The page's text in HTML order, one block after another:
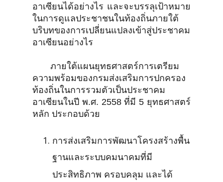
อาเซียนได้อย่างไร และจะบรรลุเป้าหมาย
ในการดูแลประชาชนในท้องถิ่นภายใต้
บริบทของการเปลี่ยนแปลงเข้าสู่ประชาคม
อาเซียนอย่างไร
ภายใต้แผนยุทธศาสตร์การเตรียม
ความพร้อมของกรมส่งเสริมการปกครอง
ท้องถิ่นในการรวมตัวเป็นประชาคม
อาเซียนในปี พ.ศ. 2558 ที่มี 5 ยุทธศาสตร์
หลัก ประกอบด้วย
การส่งเสริมการพัฒนาโครงสร้างพื้น
ฐานและระบบคมนาคมที่มี
ประสิทธิภาพ ครอบคลุม และได้